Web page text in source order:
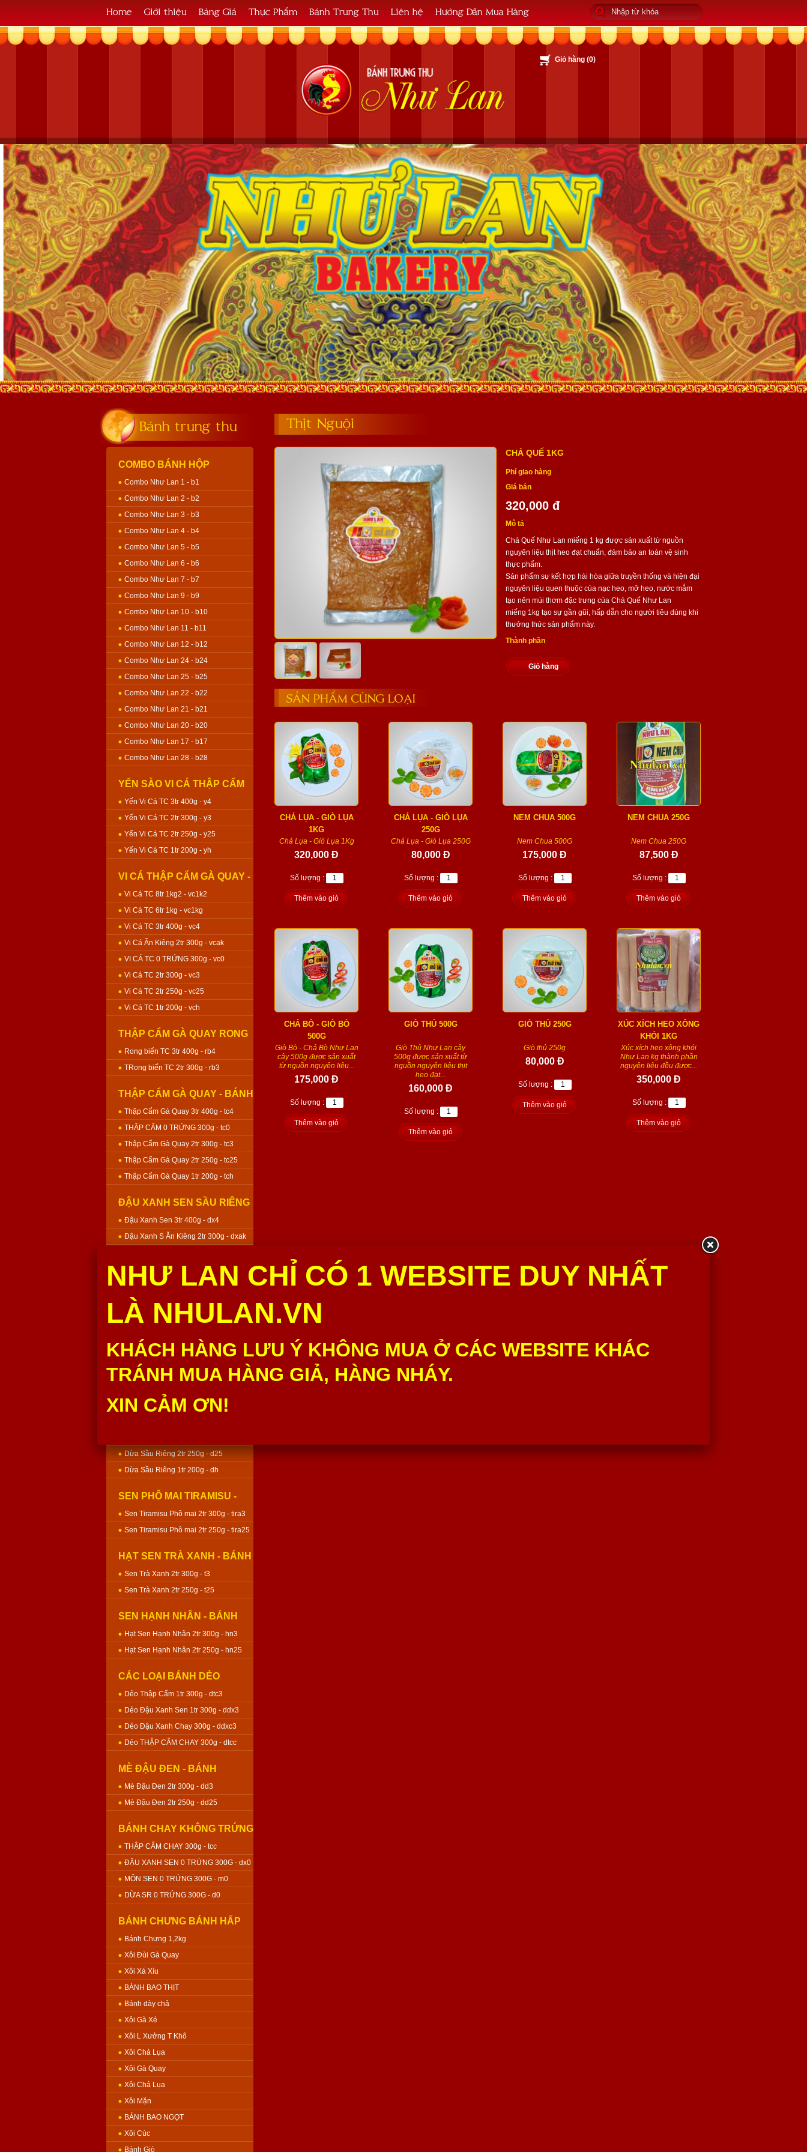
Home Giới thiệu Bảng Giá Thực Phẩm Bánh Trung Thu Liên hệ Hướng Dẫn Mua Hàng
Giỏ hàng (0)
Bánh trung thu
COMBO BÁNH HỘP
Combo Như Lan 1 - b1
Combo Như Lan 2 - b2
Combo Như Lan 3 - b3
Combo Như Lan 4 - b4
Combo Như Lan 5 - b5
Combo Như Lan 6 - b6
Combo Như Lan 7 - b7
Combo Như Lan 9 - b9
Combo Như Lan 10 - b10
Combo Như Lan 11 - b11
Combo Như Lan 12 - b12
Combo Như Lan 24 - b24
Combo Như Lan 25 - b25
Combo Như Lan 22 - b22
Combo Như Lan 21 - b21
Combo Như Lan 20 - b20
Combo Như Lan 17 - b17
Combo Như Lan 28 - b28
YẾN SÀO VI CÁ THẬP CẨM
GÀ QUAY - BÁNH NƯỚNG
Yến Vi Cá TC 3tr 400g - y4
Yến Vi Cá TC 2tr 300g - y3
Yến Vi Cá TC 2tr 250g - y25
Yến Vi Cá TC 1tr 200g - yh
VI CÁ THẬP CẨM GÀ QUAY -
BÁNH NƯỚNG
Vi Cá TC 8tr 1kg2 - vc1k2
Vi Cá TC 6tr 1kg - vc1kg
Vi Cá TC 3tr 400g - vc4
Vi Cá Ăn Kiêng 2tr 300g - vcak
VI CÁ TC 0 TRỨNG 300g - vc0
Vi Cá TC 2tr 300g - vc3
Vi Cá TC 2tr 250g - vc25
Vi Cá TC 1tr 200g - vch
THẬP CẨM GÀ QUAY RONG
BIỂN - BÁNH NƯỚNG
Rong biển TC 3tr 400g - rb4
TRong biển TC 2tr 300g - rb3
THẬP CẨM GÀ QUAY - BÁNH
NƯỚNG
Thập Cẩm Gà Quay 3tr 400g - tc4
THẬP CẨM 0 TRỨNG 300g - tc0
Thập Cẩm Gà Quay 2tr 300g - tc3
Thập Cẩm Gà Quay 2tr 250g - tc25
Thập Cẩm Gà Quay 1tr 200g - tch
ĐẬU XANH SEN SẦU RIÊNG
- BÁNH NƯỚNG
Đậu Xanh Sen 3tr 400g - dx4
Đậu Xanh S Ăn Kiêng 2tr 300g - dxak
Đậu Xanh Sen 2tr 250g - dx25
Đậu Xanh Sen 1tr 200g - dxh
MÔN SEN - BÁNH NƯỚNG
Môn Sen 2tr 300g - m3
Môn Sen 1tr 200g - mh200
DỪA SẦU RIÊNG - BÁNH
Dừa Sầu Riêng 2tr 250g - d25
Dừa Sầu Riêng 1tr 200g - dh
SEN PHÔ MAI TIRAMISU -
BÁNH NƯỚNG
Sen Tiramisu Phô mai 2tr 300g - tira3
Sen Tiramisu Phô mai 2tr 250g - tira25
HẠT SEN TRÀ XANH - BÁNH
NƯỚNG
Sen Trà Xanh 2tr 300g - t3
Sen Trà Xanh 2tr 250g - t25
SEN HẠNH NHÂN - BÁNH
NƯỚNG
Hạt Sen Hạnh Nhân 2tr 300g - hn3
Hạt Sen Hạnh Nhân 2tr 250g - hn25
CÁC LOẠI BÁNH DẺO
Dẻo Thập Cẩm 1tr 300g - dtc3
Dẻo Đậu Xanh Sen 1tr 300g - ddx3
Dẻo Đậu Xanh Chay 300g - ddxc3
Dẻo THẬP CẨM CHAY 300g - dtcc
MÈ ĐẬU ĐEN - BÁNH
NƯỚNG
Mè Đậu Đen 2tr 300g - dd3
Mè Đậu Đen 2tr 250g - dd25
BÁNH CHAY KHÔNG TRỨNG
- BÁNH NƯỚNG
THẬP CẨM CHAY 300g - tcc
ĐẬU XANH SEN 0 TRỨNG 300G - dx0
MÔN SEN 0 TRỨNG 300G - m0
DỪA SR 0 TRỨNG 300G - d0
BÁNH CHƯNG BÁNH HẤP
Bánh Chưng 1,2kg
Xôi Đùi Gà Quay
Xôi Xá Xíu
BÁNH BAO THỊT
Bánh dày chả
Xôi Gà Xé
Xôi L Xưởng T Khô
Xôi Chả Lụa
Xôi Gà Quay
Xôi Chả Lụa
Xôi Mặn
BÁNH BAO NGỌT
Xôi Cúc
Bánh Giò
Thịt Nguội
CHẢ QUẾ 1KG
Phí giao hàng
:
Giá bán
320,000 đ
Mô tả
Chả Quế Như Lan miếng 1 kg được sản xuất từ nguồn
nguyên liệu thịt heo đạt chuẩn, đảm bảo an toàn vệ sinh
thực phẩm.
Sản phẩm sự kết hợp hài hòa giữa truyền thống và hiện đại
nguyên liệu quen thuộc của nạc heo, mỡ heo, nước mắm
tạo nên mùi thơm đặc trưng của Chả Quế Như Lan
miếng 1kg tạo sự gần gũi, hấp dẫn cho người tiêu dùng khi
thưởng thức sản phẩm này.
Thành phần
Giỏ hàng
SẢN PHẨM CÙNG LOẠI
CHẢ LỤA - GIÒ LỤA
1KG
Chả Lụa - Giò Lụa 1Kg
320,000 Đ
Số lượng :
Thêm vào giỏ
CHẢ LỤA - GIÒ LỤA
250G
Chả Lụa - Giò Lụa 250G
80,000 Đ
Số lượng :
Thêm vào giỏ
NEM CHUA 500G
Nem Chua 500G
175,000 Đ
Số lượng :
Thêm vào giỏ
NEM CHUA 250G
Nem Chua 250G
87,500 Đ
Số lượng :
Thêm vào giỏ
CHẢ BÒ - GIÒ BÒ
500G
Giò Bò - Chả Bò Như Lan
cây 500g được sản xuất
từ nguồn nguyên liệu...
175,000 Đ
Số lượng :
Thêm vào giỏ
GIÒ THỦ 500G
Giò Thủ Như Lan cây
500g được sản xuất từ
nguồn nguyên liệu thịt
heo đạt...
160,000 Đ
Số lượng :
Thêm vào giỏ
GIÒ THỦ 250G
Giò thủ 250g
80,000 Đ
Số lượng :
Thêm vào giỏ
XÚC XÍCH HEO XÔNG
KHÓI 1KG
Xúc xích heo xông khói
Như Lan kg thành phần
nguyên liệu đều được...
350,000 Đ
Số lượng :
Thêm vào giỏ
NHƯ LAN CHỈ CÓ 1 WEBSITE DUY NHẤT
LÀ NHULAN.VN
KHÁCH HÀNG LƯU Ý KHÔNG MUA Ở CÁC WEBSITE KHÁC
TRÁNH MUA HÀNG GIẢ, HÀNG NHÁY.
XIN CẢM ƠN!